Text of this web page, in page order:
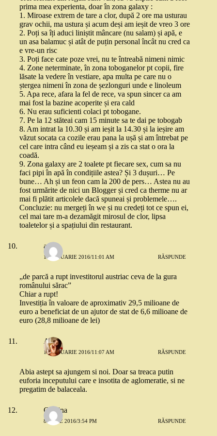
prima mea experienta, doar în zona galaxy :
1. Miroase extrem de tare a clor, după 2 ore ma usturau
grav ochii, ma ustura și acum deși am ieșit de vreo 3 ore
2. Poți sa îți aduci liniștit mâncare (nu salam) și apă, e
un asa balamuc și atât de puțin personal încât nu cred ca
e vre-un risc
3. Poți face cate poze vrei, nu te întreabă nimeni nimic
4. Zone neterminate, în zona toboganelor pt copii, fire
lăsate la vedere în vestiare, apa multa pe care nu o
ștergea nimeni în zona de șezlonguri unde e linoleum
5. Apa rece, afara la fel de rece, va spun sincer ca am
mai fost la bazine acoperite și era cald
6. Nu erau suficienti colaci pt tobogane.
7. Pe la 12 stăteai cam 15 minute sa te dai pe tobogab
8. Am intrat la 10.30 și am ieșit la 14.30 și la ieșire am
văzut socata ca cozile erau pana la ușă și am întrebat pe
cel care intra când eu ieșeam și a zis ca stat o ora la
coadă.
9. Zona galaxy are 2 toalete pt fiecare sex, cum sa nu
faci pipi în apă în condițiile astea? Și 3 dușuri… Pe
bune… Ah și un feon cam la 200 de pers… Astea nu au
fost urmărite de nici un Blogger și cred ca therme nu ar
mai fi plătit articolele dacă spuneai și problemele….
Concluzie: nu mergeți în we și nu credeți tot ce spun ei,
cel mai tare m-a dezamăgit mirosul de clor, lipsa
toaletelor și a spațiului din restaurant.
ana
18 IANUARIE 2016/11:01 AM RĂSPUNDE
„de parcă a rupt investitorul austriac ceva de la gura
românului sărac”
Chiar a rupt!
Investiția în valoare de aproximativ 29,5 milioane de
euro a beneficiat de un ajutor de stat de 6,6 milioane de
euro (28,8 milioane de lei)
Anca
19 IANUARIE 2016/11:07 AM RĂSPUNDE
Abia astept sa ajungem si noi. Doar sa treaca putin
euforia inceputului care e insotita de aglomeratie, si ne
pregatim de balaceala.
Cristina
8 IUNIE 2016/3:54 PM RĂSPUNDE